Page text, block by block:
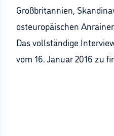
Großbritannien,
osteuropäischen
Das vollständige
vom 16. Januar 2016 zu